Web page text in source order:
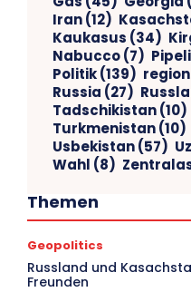
Iran(12)
Kaukasus (34)
Nabucco(7)
Politik(139)
Russia (27)
Tadschikistan(10)
Turkmenistan(10)
Usbekistan(57)
Wahl (8)
Themen
Geopolitics
Russland und
Freunden